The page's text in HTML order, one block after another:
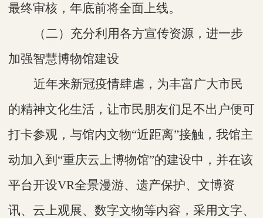
最终审核，年底前将全面上线。
（二）充分利用各方宣传资源，进一步
加强智慧博物馆建设
近年来新冠疫情肆虐，为丰富广大市民
的精神文化生活，让市民朋友们足不出户便可
打卡参观，与馆内文物“近距离”接触，我馆主
动加入到“重庆云上博物馆”的建设中，并在该
平台开设VR全景漫游、遗产保护、文博资
讯、云上观展、数字文物等内容，采用文字、